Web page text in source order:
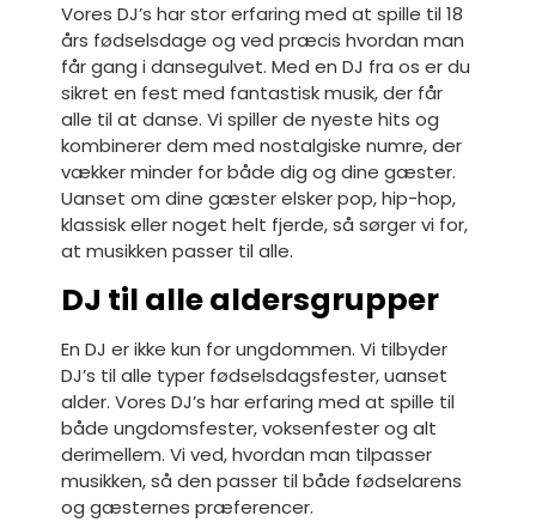
Vores DJ’s har stor erfaring med at spille til 18
års fødselsdage og ved præcis hvordan man
får gang i dansegulvet. Med en DJ fra os er du
sikret en fest med fantastisk musik, der får
alle til at danse. Vi spiller de nyeste hits og
kombinerer dem med nostalgiske numre, der
vækker minder for både dig og dine gæster.
Uanset om dine gæster elsker pop, hip-hop,
klassisk eller noget helt fjerde, så sørger vi for,
at musikken passer til alle.
DJ til alle aldersgrupper
En DJ er ikke kun for ungdommen. Vi tilbyder
DJ’s til alle typer fødselsdagsfester, uanset
alder. Vores DJ’s har erfaring med at spille til
både ungdomsfester, voksenfester og alt
derimellem. Vi ved, hvordan man tilpasser
musikken, så den passer til både fødselarens
og gæsternes præferencer.